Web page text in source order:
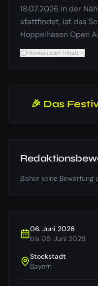
18.07.2026 in der
stattfindet, ist das
Hoppelhasen Open
Hinweis zum Inhalt
🎉 Das
Bisher keine Bewertung
06. Juni 2026
bis 06. Juni 2026
Stockstadt
Bayern